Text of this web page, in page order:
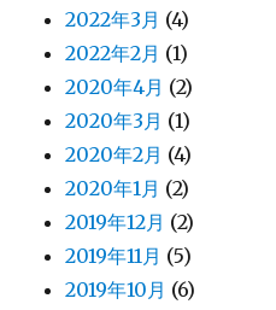
2022年3月 (4)
2022年2月 (1)
2020年4月 (2)
2020年3月 (1)
2020年2月 (4)
2020年1月 (2)
2019年12月 (2)
2019年11月 (5)
2019年10月 (6)